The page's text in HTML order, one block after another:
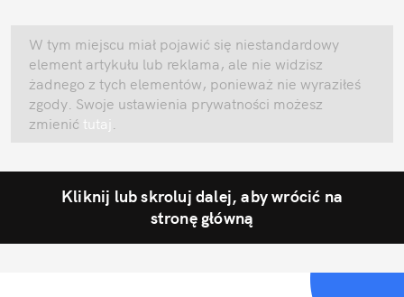
W tym miejscu miał pojawić się niestandardowy
element artykułu lub reklama, ale nie widzisz
żadnego z tych elementów, ponieważ nie wyraziłeś
zgody. Swoje ustawienia prywatności możesz
zmienić tutaj
Kliknij lub skroluj dalej, aby wrócić na
stronę główną